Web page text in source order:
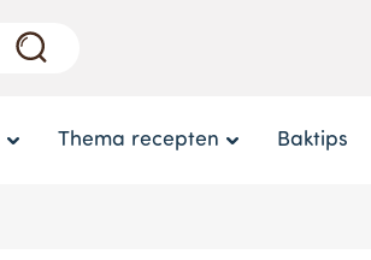
Thema recepten Baktips